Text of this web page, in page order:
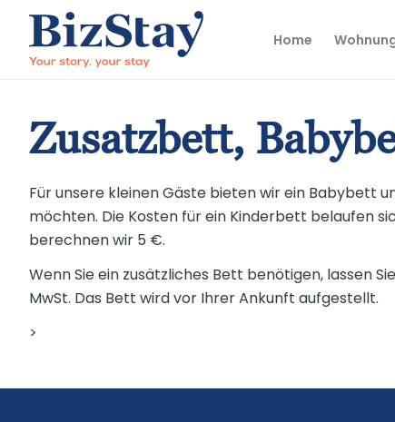
Home
Zusatzbett,
Für unsere kleinen Gäste bieten wir ein Babybett
möchten. Die Kosten für ein Kinderbett belaufen
berechnen wir 5 €.
Wenn Sie ein zusätzliches Bett benötigen, lassen
MwSt. Das Bett wird vor Ihrer Ankunft aufgestellt.
>